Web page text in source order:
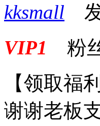
kksmall
VIP1 粉
【领取福利
谢谢老板